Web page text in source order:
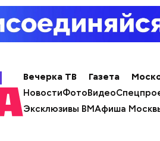
Вечерка ТВ Газета
НовостиФотоВидео
Эксклюзивы ВМАфиша
Примечательно,
Школы
спортсмена из
ответ.